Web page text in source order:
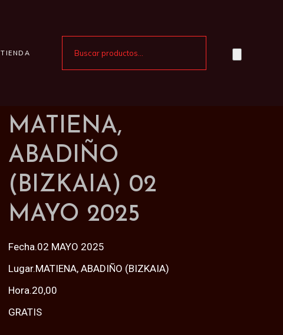
TIENDA
MATIENA,
ABADIÑO
(BIZKAIA) 02
MAYO 2025
Fecha.02 MAYO 2025
Lugar.MATIENA, ABADIÑO (BIZKAIA)
Hora.20,00
GRATIS